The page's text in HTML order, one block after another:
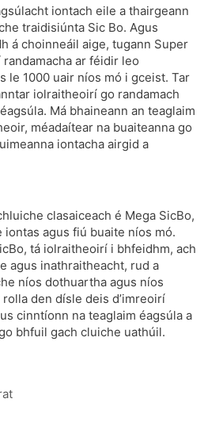
iontach eile a thairgeann
traidisiúnta Sic Bo. Agus
á choinneáil aige, tugann Super
ar féidir leo
le 1000 uair níos mó i gceist. Tar
iolraitheoirí go randamach
Má bhaineann an teaglaim
méadaítear na buaiteanna go
iontacha airgid a
clasaiceach é Mega SicBo,
agus fiú buaite níos mó.
tá iolraitheoirí i bhfeidhm, ach
agus inathraitheacht, rud a
níos dothuartha agus níos
den dísle deis d’imreoirí
cinntíonn na teaglaim éagsúla a
bhfuil gach cluiche uathúil.